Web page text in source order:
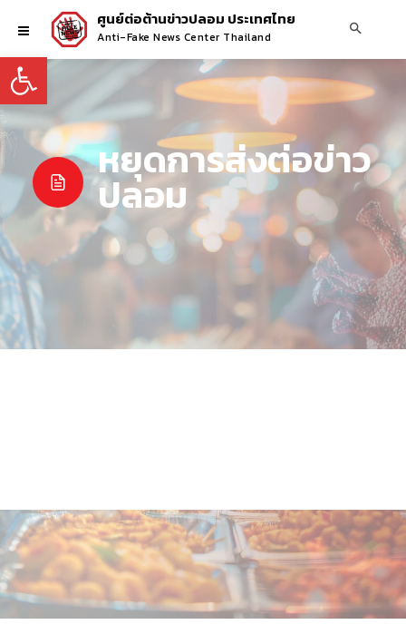
Open toolbar
ศูนย์ต่อต้านข่าวปลอม ประเทศไทย
Anti-Fake News Center Thailand
หยุดการส่งต่อข่าว
ปลอม